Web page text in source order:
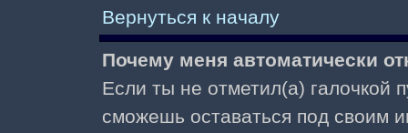
Вернуться к началу
Почему меня автоматически
Если ты не отметил(а) галочкой
сможешь оставаться под своим